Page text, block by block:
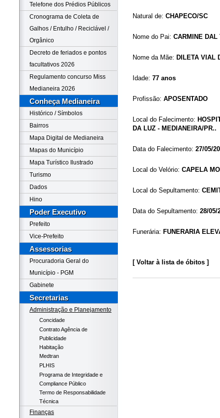
Telefone dos Prédios Públicos
Cronograma de Coleta de
Galhos / Entulho / Reciclável /
Orgânico
Decreto de feriados e pontos
facultativos 2026
Regulamento concurso Miss
Medianeira 2026
Conheça Medianeira
Histórico / Símbolos
Bairros
Mapa Digital de Medianeira
Mapas do Município
Mapa Turístico Ilustrado
Turismo
Dados
Hino
Poder Executivo
Prefeito
Vice-Prefeito
Assessorias
Procuradoria Geral do
Município - PGM
Gabinete
Secretarias
Administração e Planejamento
Concidade
Contrato Agência de
Publicidade
Habitação
Medtran
PLHIS
Programa de Integridade e
Compliance Público
Termo de Responsabilidade
Técnica
Finanças
Natural de: CHAPECO/SC
Nome do Pai: CARMINE DAL
Nome da Mãe: DILETA VIAL
Idade: 77 anos
Profissão: APOSENTADO
Local do Falecimento:
DA LUZ - MEDIANEIRA/PR..
Data do Falecimento: 27/05/
Local do Velório: CAPELA
Local do Sepultamento:
Data do Sepultamento: 28/05/
Funerária: FUNERARIA
[ Voltar à lista de óbitos ]